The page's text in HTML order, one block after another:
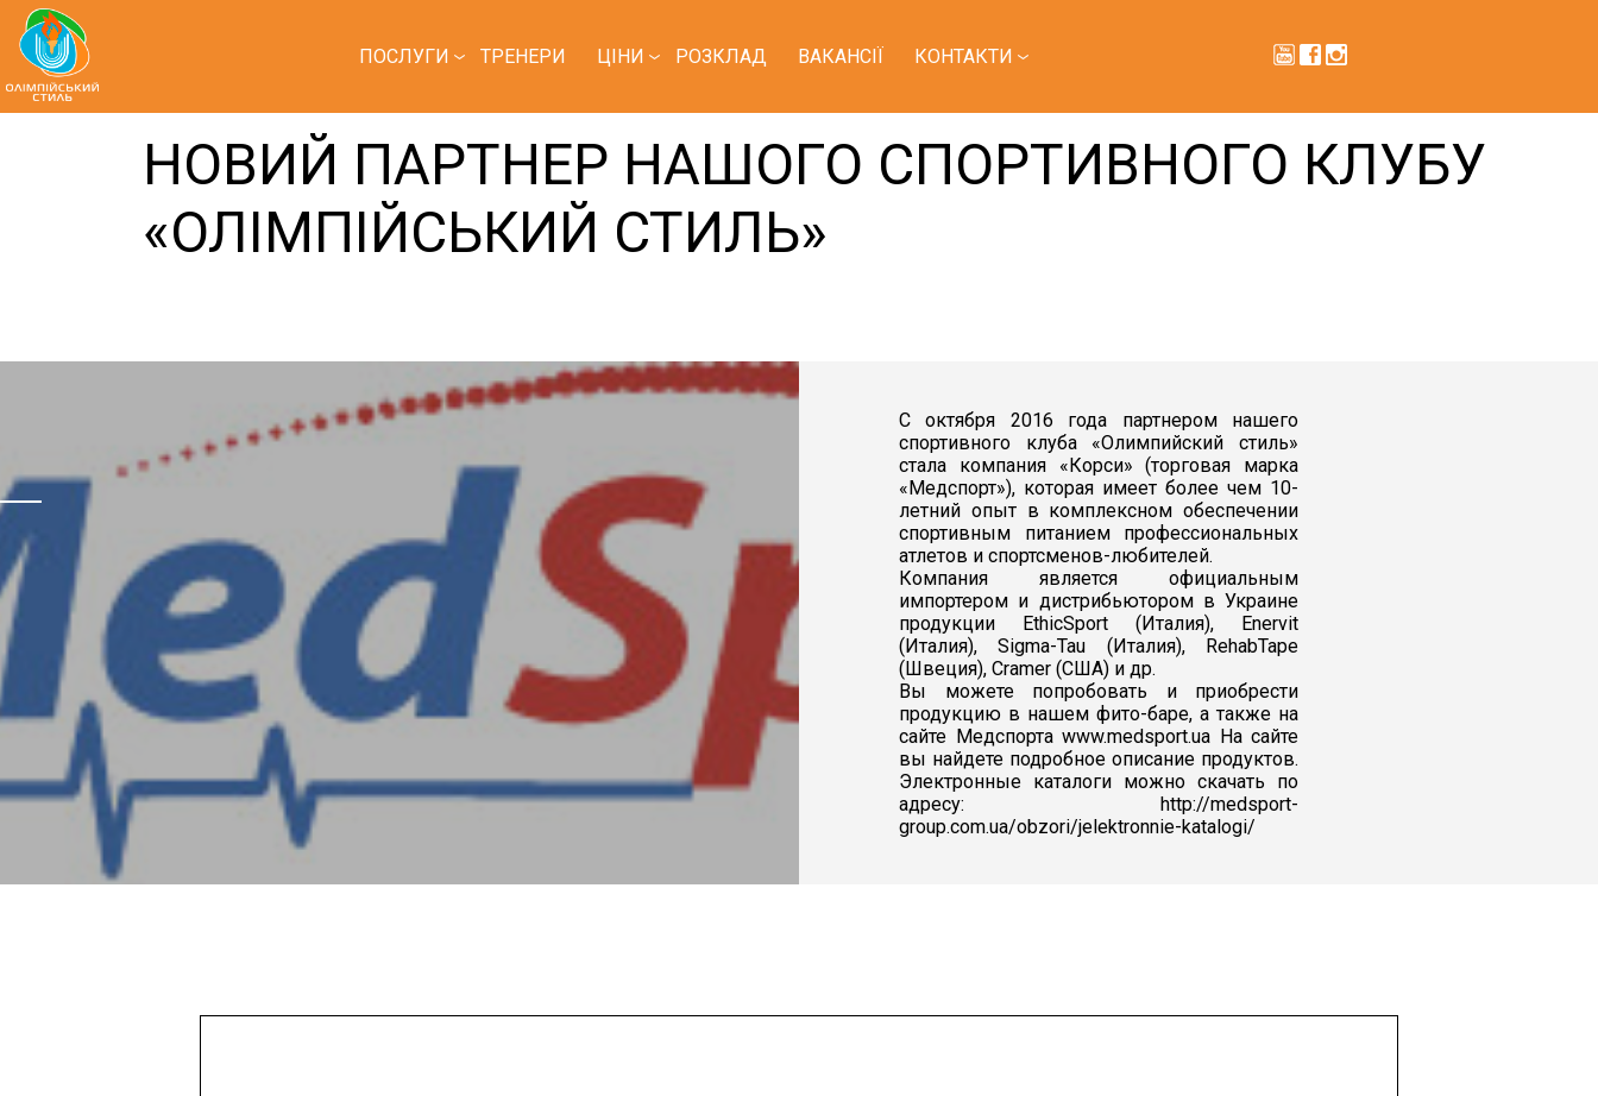
ПОСЛУГИ ТРЕНЕРИ ЦІНИ РОЗКЛАД ВАКАНСІЇ КОНТАКТИ
НОВИЙ ПАРТНЕР НАШОГО СПОРТИВНОГО КЛУБУ
«ОЛІМПІЙСЬКИЙ СТИЛЬ»
С октября 2016 года партнером нашего
спортивного клуба «Олимпийский стиль»
стала компания «Корси» (торговая марка
«Медспорт»), которая имеет более чем 10-
летний опыт в комплексном обеспечении
спортивным питанием профессиональных
атлетов и спортсменов-любителей.
Компания является официальным
импортером и дистрибьютором в Украине
продукции EthicSport (Италия), Enervit
(Италия), Sigma-Tau (Италия), RehabTape
(Швеция), Cramer (США) и др.
Вы можете попробовать и приобрести
продукцию в нашем фито-баре, а также на
сайте Медспорта www.medsport.ua На сайте
вы найдете подробное описание продуктов.
Электронные каталоги можно скачать по
адресу: http://medsport-
group.com.ua/obzori/jelektronnie-katalogi/